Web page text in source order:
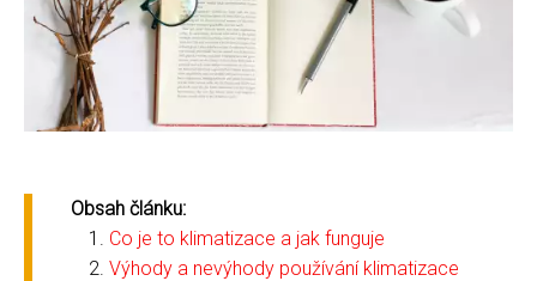
Obsah článku:
Co je to klimatizace a jak funguje
Výhody a nevýhody používání klimatizace